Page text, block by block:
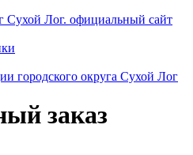
Лог. официальный сайт
городского округа Сухой Лог
заказ